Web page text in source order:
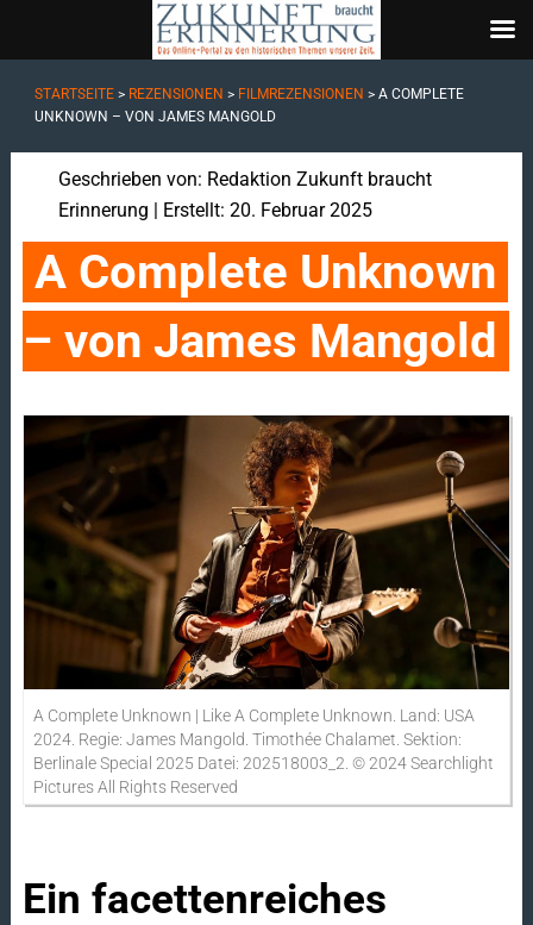
STARTSEITE> REZENSIONEN > FILMREZENSIONEN > A COMPLETE
UNKNOWN – VON JAMES MANGOLD
Geschrieben von: Redaktion Zukunft braucht
Erinnerung | Erstellt: 20. Februar 2025
A Complete Unknown
– von James Mangold
A Complete Unknown | Like A Complete Unknown. Land: USA
2024. Regie: James Mangold. Timothée Chalamet. Sektion:
Berlinale Special 2025 Datei: 202518003_2. © 2024 Searchlight
Pictures All Rights Reserved
Ein facettenreiches